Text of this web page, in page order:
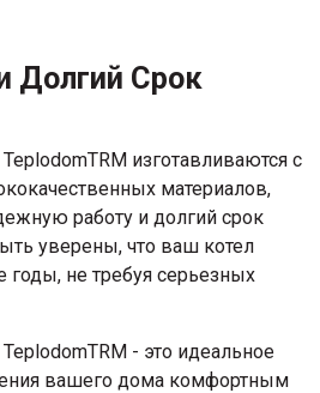
Долгий Срок
изготавливаются с
материалов,
работу и долгий срок
уверены, что ваш котел
годы, не требуя серьезных
- это идеальное
вашего дома комфортным